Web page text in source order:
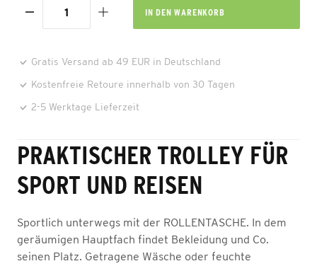
IN DEN WARENKORB
Gratis Versand ab 49 EUR in Deutschland
Kostenfreie Retoure innerhalb von 30 Tagen
2-5 Werktage Lieferzeit
PRAKTISCHER TROLLEY FÜR
SPORT UND REISEN
Sportlich unterwegs mit der ROLLENTASCHE. In dem
geräumigen Hauptfach findet Bekleidung und Co.
seinen Platz. Getragene Wäsche oder feuchte